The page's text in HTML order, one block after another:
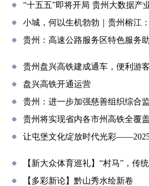
“十五五”即将开局 贵州大数据产
小城，何以生机勃勃｜贵州榕江
贵州：高速公路服务区特色服务
贵州盘兴高铁建成通车，便利游
盘兴高铁开通运营
贵州：进一步加强慈善组织综合
贵州将实现省内各市州高铁全覆盖
让屯堡文化绽放时代光彩
【新大众体育巡礼】“村马”，传
【多彩新论】黔山秀水绘新卷